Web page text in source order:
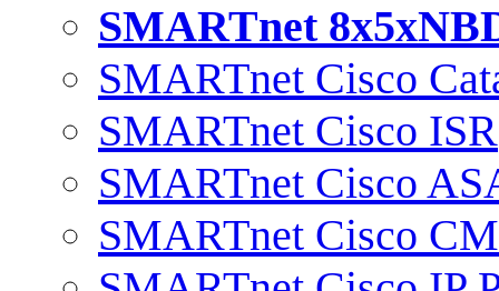
SMARTnet
SMARTnet Cisco
SMARTnet Cisco ISR
SMARTnet Cisco
SMARTnet Cisco